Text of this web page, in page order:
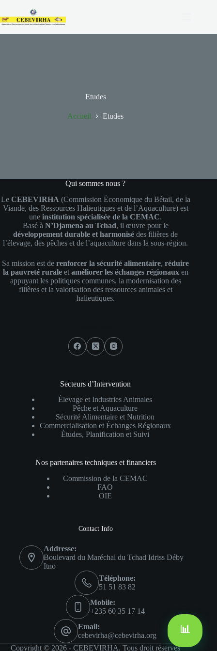
Etudes
Accueil Etudes
Qui sommes nous ?
Le CEBEVIRHA (Commission Économique du Bétail, de la
Viande, des Ressources Halieutiques et de l’Aquaculture) est
uneinstitution spécialisée de la CEMAC.
Basé à N’Djamena au Tchad, il œuvre pour le
développement durable et harmonisé des filières de
l’élevage, des pêches et de l’aquaculture dans la sous-région.
Sa mission est derenforcer la sécurité alimentaire,réduire
la pauvreté ruraleet améliorer les échanges régionauxen
appuyant les politiques communes, la modernisation des
filières et la valorisation des ressources animales et
halieutiques.
Secteurs d’Intervention
Élevage et Industries Animales
Pêche et Aquaculture
Sécurité Alimentaire et Nutrition
Commercialisation et Échanges Régionaux
Études, Planification et Suivi
Nos partenaires techniques et financiers
Commission de la CEMAC
FAO
OIE
Contact Info
Addresse:
Boulevard du Maréchal du Tchad Idriss Déby
Itno
Téléphone:
51 51 83 82
Mobile:
+235 60 35 17 14
Email:
cebevirha@cebevirha.org
Copyright © 2026 - CEBEVIRHA. Tous droit réservés
📊